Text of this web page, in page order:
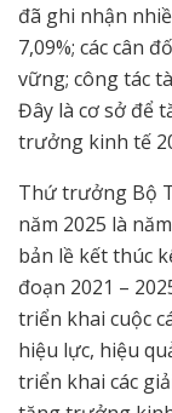
đã ghi nhận
7,09%; các cân
vững; công tác
Đây là cơ sở để
trưởng kinh tế
Thứ trưởng Bộ
năm 2025 là
bản lề kết thúc
đoạn 2021 –
triển khai cuộc
hiệu lực, hiệu
triển khai các